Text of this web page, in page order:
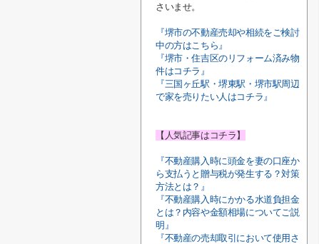
さいませ。
『堺市の不動産売却や相続をご検討
中の方はこちら』
『堺市・住吉区のリフォーム済み物
件はコチラ』
『三国ヶ丘駅・堺東駅・堺市駅周辺
で家を売りたい人はコチラ』
【人気記事はコチラ】
『不動産購入時に頭金を妻の口座か
ら支払うと贈与税が発生する？対策
方法とは？』
『不動産購入時にかかる水道負担金
とは？内容や金額相場についてご説
明』
『不動産の売却取引において使用さ